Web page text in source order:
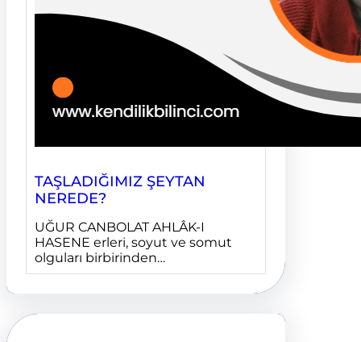
TAŞLADIĞIMIZ ŞEYTAN
NEREDE?
UĞUR CANBOLAT AHLÂK-I
HASENE erleri, soyut ve somut
olguları birbirinden…